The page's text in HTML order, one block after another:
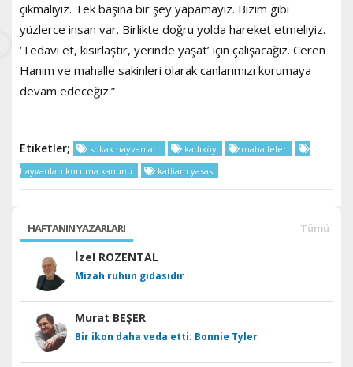
çıkmalıyız. Tek başına bir şey yapamayız. Bizim gibi
yüzlerce insan var. Birlikte doğru yolda hareket etmeliyiz.
‘Tedavi et, kısırlaştır, yerinde yaşat’ için çalışacağız. Ceren
Hanım ve mahalle sakinleri olarak canlarımızı korumaya
devam edeceğiz.”
Etiketler; sokak hayvanları kadıköy
mahalleler
hayvanları koruma kanunu
katliam yasası
HAFTANIN YAZARLARI Tümü
İzel ROZENTAL
Mizah ruhun gıdasıdır
Murat BEŞER
Bir ikon daha veda etti: Bonnie Tyler